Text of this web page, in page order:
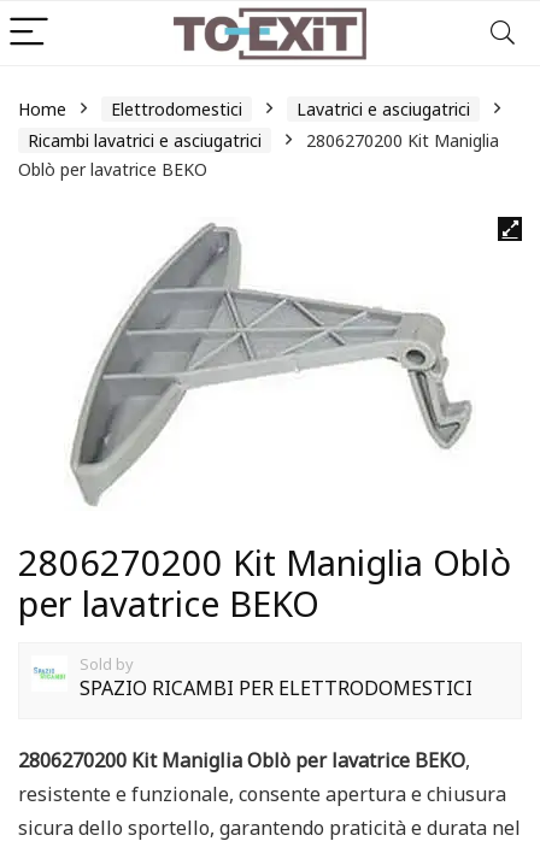
Home Elettrodomestici
Lavatrici e asciugatrici
Ricambi lavatrici e asciugatrici
2806270200 Kit Maniglia
Oblò per lavatrice BEKO
2806270200 Kit Maniglia Oblò
per lavatrice BEKO
Sold by
SPAZIO RICAMBI PER ELETTRODOMESTICI
2806270200 Kit Maniglia Oblò per lavatrice BEKO,
resistente e funzionale, consente apertura e chiusura
sicura dello sportello, garantendo praticità e durata nel